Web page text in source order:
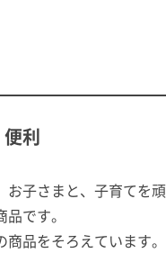
利
子さまと、子育てを
です。
品をそろえています。